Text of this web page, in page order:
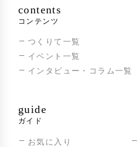
contents
コンテンツ
つくりて一覧
イベント一覧
インタビュー・コラム一覧
guide
ガイド
お気に入り